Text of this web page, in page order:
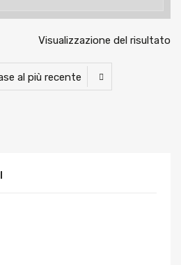
Visualizzazione del risultato